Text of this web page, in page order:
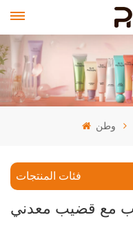
وطن
فئات المنتجات
مع قضيب معدني